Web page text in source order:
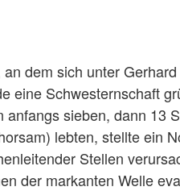
dem sich unter
eine Schwesternschaft
sieben, dann 13
lebten, stellte ein
Stellen
der markanten Welle